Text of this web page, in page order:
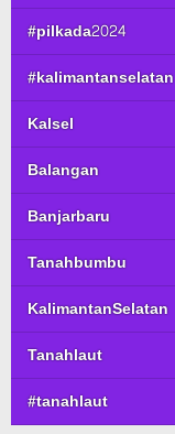
#pilkada2024
#kalimantanselatan
Kalsel
Balangan
Banjarbaru
Tanahbumbu
KalimantanSelatan
Tanahlaut
#tanahlaut